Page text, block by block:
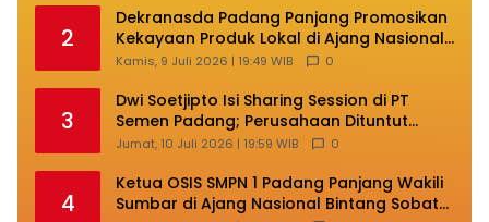
2
Dekranasda Padang Panjang Promosikan
Kekayaan Produk Lokal di Ajang Nasional
Makassar
Kamis, 9 Juli 2026 | 19:49 WIB 0
3
Dwi Soetjipto Isi Sharing Session di PT
Semen Padang; Perusahaan Dituntut
Lakukan Transformasi
Jumat, 10 Juli 2026 | 19:59 WIB 0
4
Ketua OSIS SMPN 1 Padang Panjang Wakili
Sumbar di Ajang Nasional Bintang Sobat